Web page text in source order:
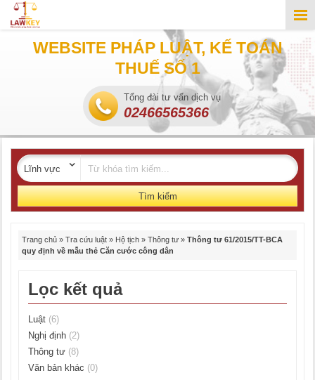
WEBSITE PHÁP LUẬT, KẾ TOÁN
THUẾ SỐ 1
Tổng đài tư vấn dịch vụ
02466565366
Tìm kiếm
Trang chủ » Tra cứu luật » Hộ tịch » Thông tư » Thông tư 61/2015/TT-BCA
quy định về mẫu thẻ Căn cước công dân
Lọc kết quả
Luật (6)
Nghị định (2)
Thông tư (8)
Văn bản khác (0)